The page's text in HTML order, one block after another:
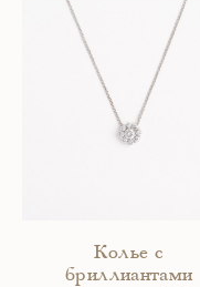
Колье с
бриллиантами